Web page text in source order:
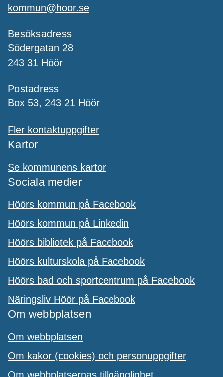
kommun@hoor.se
Besöksadress
Södergatan 28
243 31 Höör
Postadress
Box 53, 243 21 Höör
Fler kontaktuppgifter
Kartor
Se kommunens kartor
Sociala medier
Höörs kommun på Facebook
Höörs kommun på Linkedin
Höörs bibliotek på Facebook
Höörs kulturskola på Facebook
Höörs bad och sportcentrum på Facebook
Näringsliv Höör på Facebook
Om webbplatsen
Om webbplatsen
Om kakor (cookies) och personuppgifter
Om webbplatsernas tillgänglighet